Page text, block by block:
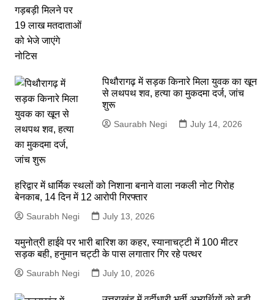
पिथौरागढ़ में सड़क किनारे मिला युवक का खून
से लथपथ शव, हत्या का मुकदमा दर्ज, जांच
शुरू
Saurabh Negi July 14, 2026
हरिद्वार में धार्मिक स्थलों को निशाना बनाने वाला नकली नोट गिरोह
बेनकाब, 14 दिन में 12 आरोपी गिरफ्तार
Saurabh Negi July 13, 2026
यमुनोत्री हाईवे पर भारी बारिश का कहर, स्यानाचट्टी में 100 मीटर
सड़क बही, हनुमान चट्टी के पास लगातार गिर रहे पत्थर
Saurabh Negi July 10, 2026